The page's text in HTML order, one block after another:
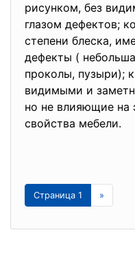
рисунком, без
глазом дефектов;
степени блеска,
дефекты (
проколы, пузыри);
видимыми и
но не влияющие на
свойства мебели.
Страница 1 »